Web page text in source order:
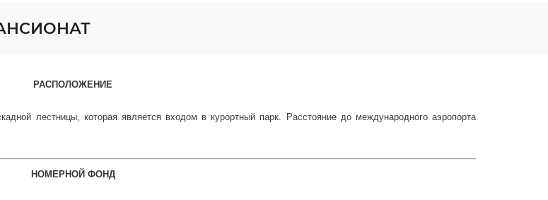
РАСПОЛОЖЕНИЕ
лестницы, которая является входом в курортный парк. Расстояние до международного аэропорта
НОМЕРНОЙ ФОНД